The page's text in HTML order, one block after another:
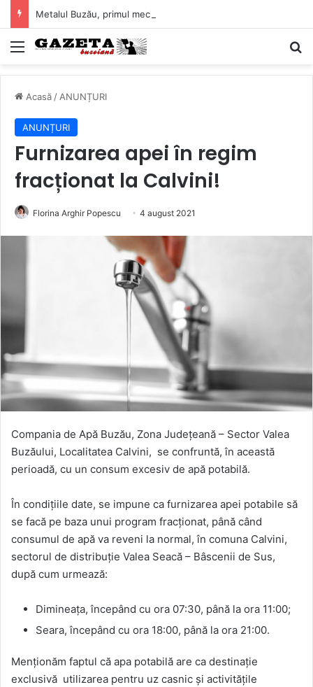
Mediu
Acasă / ANUNȚURI
ANUNȚURI
Furnizarea apei în regim
fracționat la Calvini!
Florina Arghir Popescu 4 august 2021
Compania de Apă Buzău, Zona Județeană – Sector Valea
Buzăului, Localitatea Calvini, se confruntă, în această
perioadă, cu un consum excesiv de apă potabilă.
În condițiile date, se impune ca furnizarea apei potabile să
se facă pe baza unui program fracționat, până când
consumul de apă va reveni la normal, în comuna Calvini,
sectorul de distribuție Valea Seacă – Bâscenii de Sus,
după cum urmează:
Dimineața, începând cu ora 07:30, până la ora 11:00;
Seara, începând cu ora 18:00, până la ora 21:00.
Menționăm faptul că apa potabilă are ca destinație
exclusivă utilizarea pentru uz casnic și activitățile